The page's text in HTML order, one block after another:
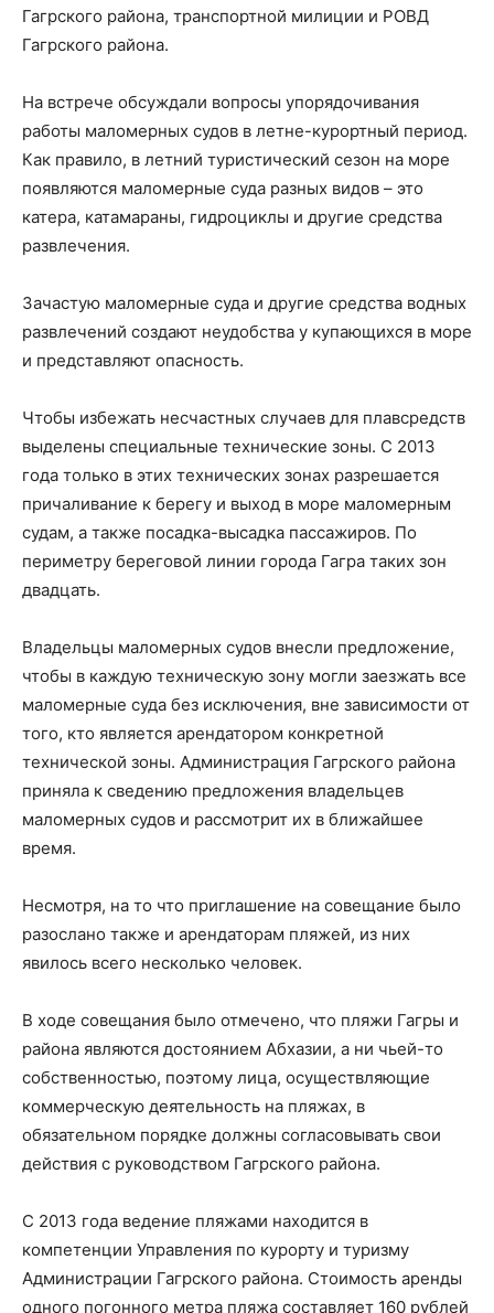
Гагрского района, транспортной милиции и РОВД
Гагрского района.
На встрече обсуждали вопросы упорядочивания
работы маломерных судов в летне-курортный период.
Как правило, в летний туристический сезон на море
появляются маломерные суда разных видов – это
катера, катамараны, гидроциклы и другие средства
развлечения.
Зачастую маломерные суда и другие средства водных
развлечений создают неудобства у купающихся в море
и представляют опасность.
Чтобы избежать несчастных случаев для плавсредств
выделены специальные технические зоны. С 2013
года только в этих технических зонах разрешается
причаливание к берегу и выход в море маломерным
судам, а также посадка-высадка пассажиров. По
периметру береговой линии города Гагра таких зон
двадцать.
Владельцы маломерных судов внесли предложение,
чтобы в каждую техническую зону могли заезжать все
маломерные суда без исключения, вне зависимости от
того, кто является арендатором конкретной
технической зоны. Администрация Гагрского района
приняла к сведению предложения владельцев
маломерных судов и рассмотрит их в ближайшее
время.
Несмотря, на то что приглашение на совещание было
разослано также и арендаторам пляжей, из них
явилось всего несколько человек.
В ходе совещания было отмечено, что пляжи Гагры и
района являются достоянием Абхазии, а ни чьей-то
собственностью, поэтому лица, осуществляющие
коммерческую деятельность на пляжах, в
обязательном порядке должны согласовывать свои
действия с руководством Гагрского района.
С 2013 года ведение пляжами находится в
компетенции Управления по курорту и туризму
Администрации Гагрского района. Стоимость аренды
одного погонного метра пляжа составляет 160 рублей